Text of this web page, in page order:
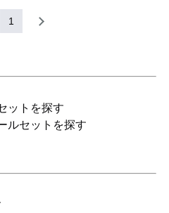
1
ットを探す
ルセットを探す